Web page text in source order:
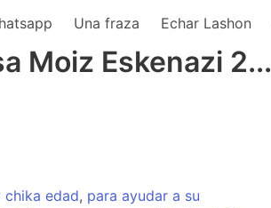
Una fraza Echar Lashon
Moiz Eskenazi 2...
chika edad, para ayudar a su